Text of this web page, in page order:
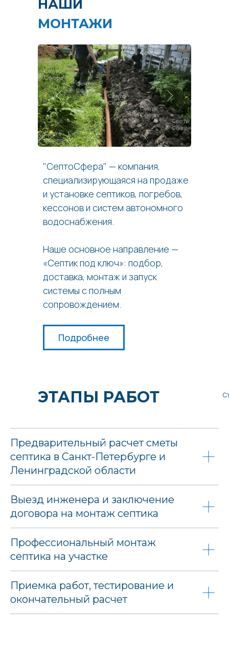
НАШИ
МОНТАЖИ
"СептоСфера" — компания,
специализирующаяся на продаже
и установке септиков, погребов,
кессонов и систем автономного
водоснабжения.
Наше основное направление —
«Септик под ключ»: подбор,
доставка, монтаж и запуск
системы с полным
сопровождением.
Подробнее
ЭТАПЫ РАБОТ
Предварительный расчет сметы
септика в Санкт-Петербурге и
Ленинградской области
Выезд инженера и заключение
договора на монтаж септика
Профессиональный монтаж
септика на участке
Приемка работ, тестирование и
окончательный расчет